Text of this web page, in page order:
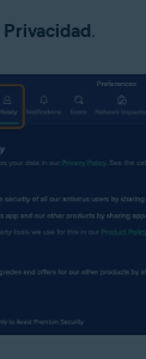
Privacidad.